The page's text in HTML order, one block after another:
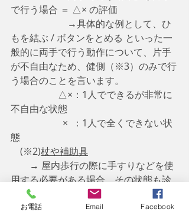
で行う場合 ＝ △× の評価
→具体的な例として、ひ
もを結ぶ / ボタンをとめる といった一
般的に両手で行う動作について、片手
が不自由なため、健側（※3）のみで行
う場合のことを言います。
△×：1人でできるが非常に
不自由な状態
×  ：1人で全くできない状
態
(※2)杖や補助具
→ 屋内歩行の際に手すりなどを使
用する必要がある場合、その状態も診
断書に記載してもらう必要がありま
す。
お電話 Email Facebook